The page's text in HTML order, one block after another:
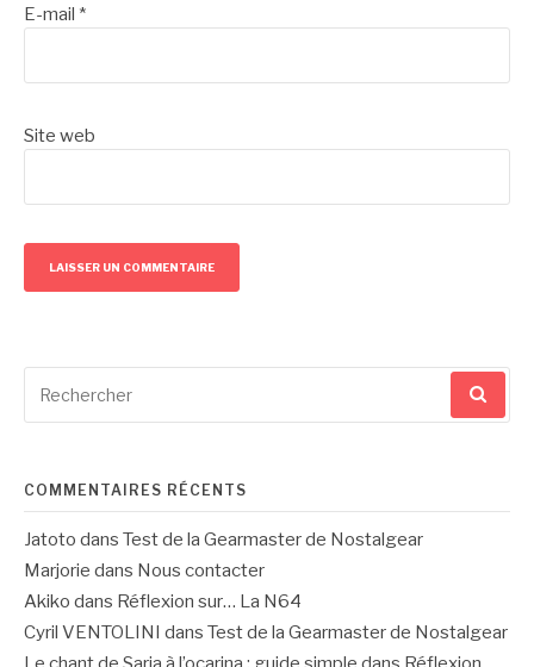
E-mail *
Site web
pour
COMMENTAIRES RÉCENTS
Jatoto dans Test de la Gearmaster de Nostalgear
Marjorie dans Nous contacter
Akiko dans Réflexion sur… La N64
Cyril VENTOLINI dans Test de la Gearmaster de Nostalgear